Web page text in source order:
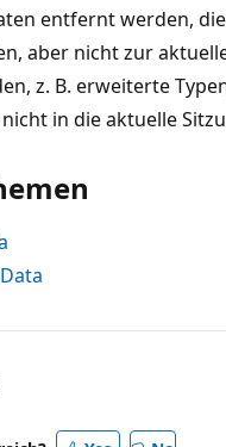
entfernt werden,
aber nicht zur
z. B. erweiterte
in die aktuelle